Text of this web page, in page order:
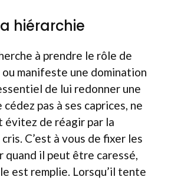
hiérarchie
à prendre le rôle de
manifeste une domination
de lui redonner une
pas à ses caprices, ne
évitez de réagir par la
C’est à vous de fixer les
quand il peut être caressé,
est remplie. Lorsqu’il tente